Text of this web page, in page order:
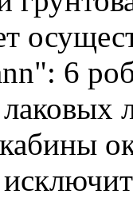
6